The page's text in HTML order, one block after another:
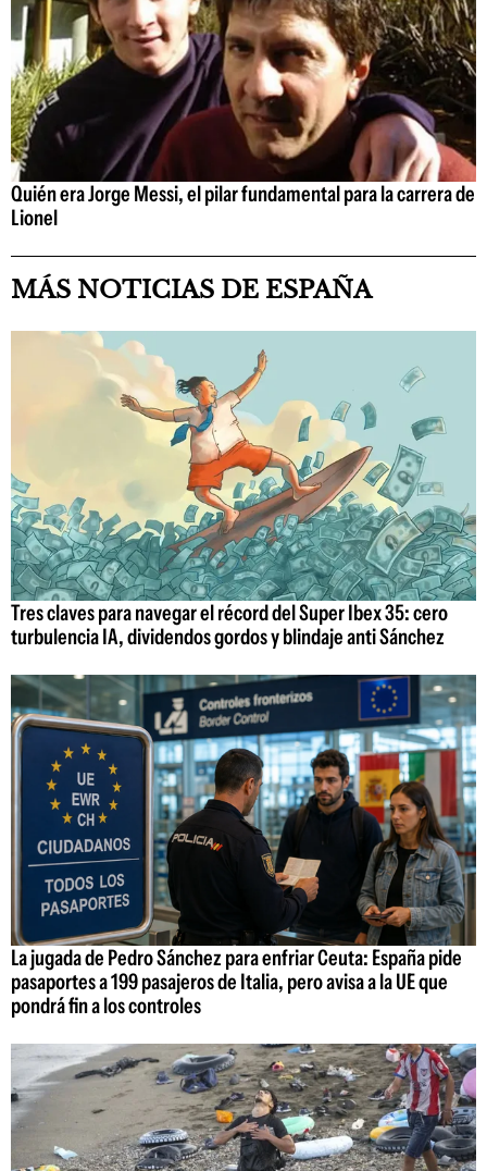
Quién era Jorge Messi, el pilar fundamental para la carrera de
Lionel
MÁS NOTICIAS DE ESPAÑA
Tres claves para navegar el récord del Super Ibex 35: cero
turbulencia IA, dividendos gordos y blindaje anti Sánchez
La jugada de Pedro Sánchez para enfriar Ceuta: España pide
pasaportes a 199 pasajeros de Italia, pero avisa a la UE que
pondrá fin a los controles